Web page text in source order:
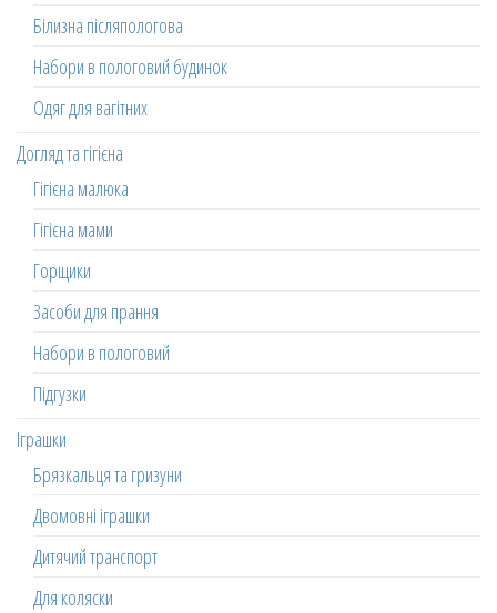
Білизна післяпологова
Набори в пологовий будинок
Одяг для вагітних
Догляд та гігієна
Гігієна малюка
Гігієна мами
Горщики
Засоби для прання
Набори в пологовий
Підгузки
Іграшки
Брязкальця та гризуни
Двомовні іграшки
Дитячий транспорт
Для коляски